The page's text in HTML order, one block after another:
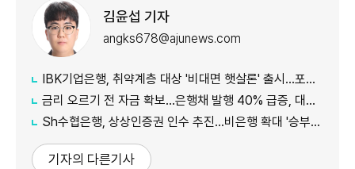
김윤섭 기자
angks678@ajunews.com
IBK기업은행, 취약계층 대상 '비대면 햇살론' 출시…포용금융 확대
금리 오르기 전 자금 확보…은행채 발행 40% 급증, 대출금리도 '들썩'
Sh수협은행, 상상인증권 인수 추진…비은행 확대 '승부수'
기자의 다른기사